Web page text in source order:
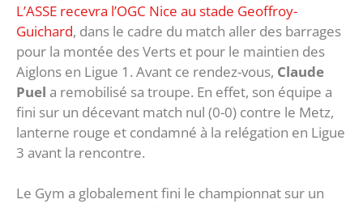
L’ASSE recevra l’OGC Nice au stade Geoffroy-
Guichard, dans le cadre du match aller des barrages
pour la montée des Verts et pour le maintien des
Aiglons en Ligue 1. Avant ce rendez-vous, Claude
Puel a remobilisé sa troupe. En effet, son équipe a
fini sur un décevant match nul (0-0) contre le Metz,
lanterne rouge et condamné à la relégation en Ligue
3 avant la rencontre.
Le Gym a globalement fini le championnat sur un